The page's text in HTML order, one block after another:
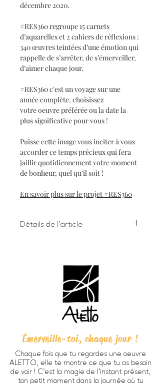
décembre 2020.
#RES360 regroupe 15 carnets
d’aquarelles et 2 cahiers de réflexions :
340 œuvres teintées d’une émotion qui
rappelle de s’arrêter, de s’émerveiller,
d’aimer chaque jour.
#RES360 c'est un voyage sur une
année complète, choisissez
votre oeuvre préférée ou la date la
plus significative pour vous !
Puisse cette image vous inciter à vous
accorder ce temps précieux qui fera
jaillir quotidiennement votre moment
de bonheur, quel qu’il soit !
En savoir plus sur le projet #RES360
Détails de l'article
Dimensions 8 X 10 pouces (203 X
254 cm) incluant bordure
Chaque oeuvre est signée à la main
Papier beaux-arts Verona 250
HD, fini mat lisse, sans acide, 100%
Prête à encadrer -cadre non
inclus
Emballage personnalisé ALETTO
parfait pour offrir en cadeau
Imprimée à Trois-Rivières
Émerveille-toi, chaque jour !
Chaque fois que tu regardes une oeuvre
ALETTO, elle te montre ce que tu as besoin
de voir ! C’est la magie de l’instant présent,
ton petit moment dans la journée où tu